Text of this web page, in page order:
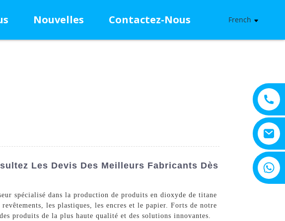
Nouvelles Contactez-Nous French
+8615805330828
Les Devis Des Meilleurs Fabricants Dès
spécialisé dans la production de produits en dioxyde de titane
les plastiques, les encres et le papier. Forts de notre
produits de la plus haute qualité et des solutions innovantes.